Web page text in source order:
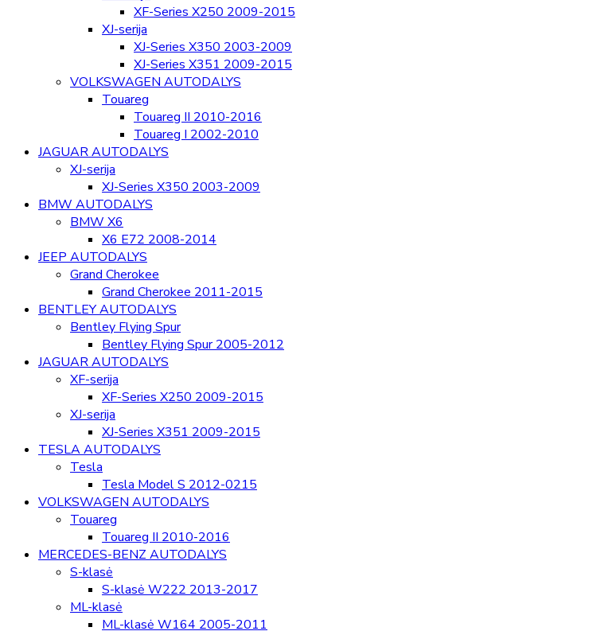
XF-Series X250 2009-2015
XJ-serija
XJ-Series X350 2003-2009
XJ-Series X351 2009-2015
VOLKSWAGEN AUTODALYS
Touareg
Touareg II 2010-2016
Touareg I 2002-2010
JAGUAR AUTODALYS
XJ-serija
XJ-Series X350 2003-2009
BMW AUTODALYS
BMW X6
X6 E72 2008-2014
JEEP AUTODALYS
Grand Cherokee
Grand Cherokee 2011-2015
BENTLEY AUTODALYS
Bentley Flying Spur
Bentley Flying Spur 2005-2012
JAGUAR AUTODALYS
XF-serija
XF-Series X250 2009-2015
XJ-serija
XJ-Series X351 2009-2015
TESLA AUTODALYS
Tesla
Tesla Model S 2012-0215
VOLKSWAGEN AUTODALYS
Touareg
Touareg II 2010-2016
MERCEDES-BENZ AUTODALYS
S-klasė
S-klasė W222 2013-2017
ML-klasė
ML-klasė W164 2005-2011